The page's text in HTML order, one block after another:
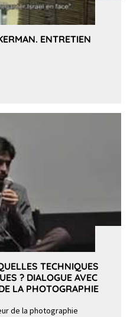
ENTRETIEN
TECHNIQUES
? DIALOGUE AVEC
LA PHOTOGRAPHIE
de la photographie